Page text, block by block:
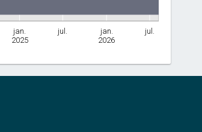
jan.
2025
jul.
jan.
2026
jul.